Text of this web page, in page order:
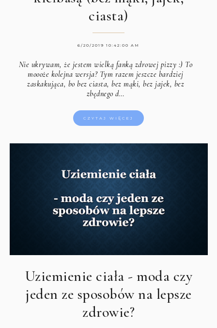
ciasta)
6/20/2019 10:42:00 AM
Nie ukrywam, że jestem wielką fanką zdrowej pizzy :) To
moooże kolejna wersja? Tym razem jeszcze bardziej
zaskakująca, bo bez ciasta, bez mąki, bez jajek, bez
zbędnego d…
CZYTAJ WIĘCEJ
Uziemienie ciała - moda czy
jeden ze sposobów na lepsze
zdrowie?